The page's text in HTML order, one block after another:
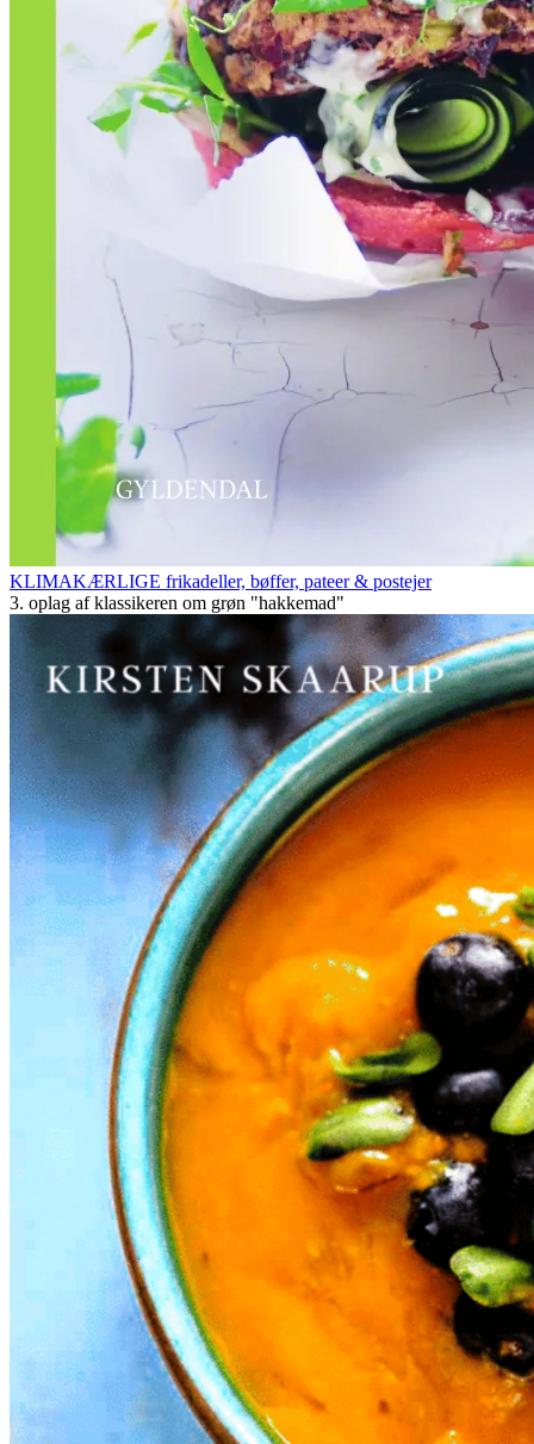
KLIMAKÆRLIGE frikadeller, bøffer, pateer & postejer
3. oplag af klassikeren om grøn "hakkemad"